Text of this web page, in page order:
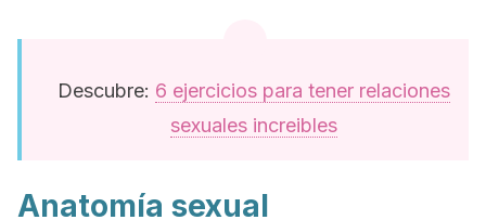
Descubre: 6 ejercicios para tener relaciones
sexuales increibles
Anatomía sexual